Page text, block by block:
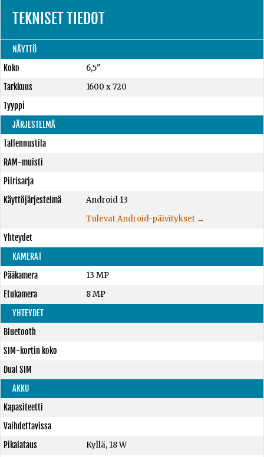
TEKNISET TIEDOT
NÄYTTÖ
Koko
6,5"
Tarkkuus
1600 x 720
Tyyppi
JÄRJESTELMÄ
Tallennustila
RAM-muisti
Piirisarja
Käyttöjärjestelmä
Android 13
Tulevat Android-päivitykset →
Yhteydet
KAMERAT
Pääkamera
13 MP
Etukamera
8 MP
YHTEYDET
Bluetooth
SIM-kortin koko
Dual SIM
AKKU
Kapasiteetti
Vaihdettavissa
Pikalataus
Kyllä, 18 W